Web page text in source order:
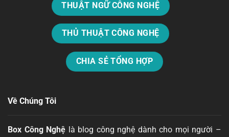
THUẬT NGỮ CÔNG NGHỆ
THỦ THUẬT CÔNG NGHỆ
CHIA SẺ TỔNG HỢP
Về Chúng Tôi
Box Công Nghệ là blog công nghệ dành cho mọi người –